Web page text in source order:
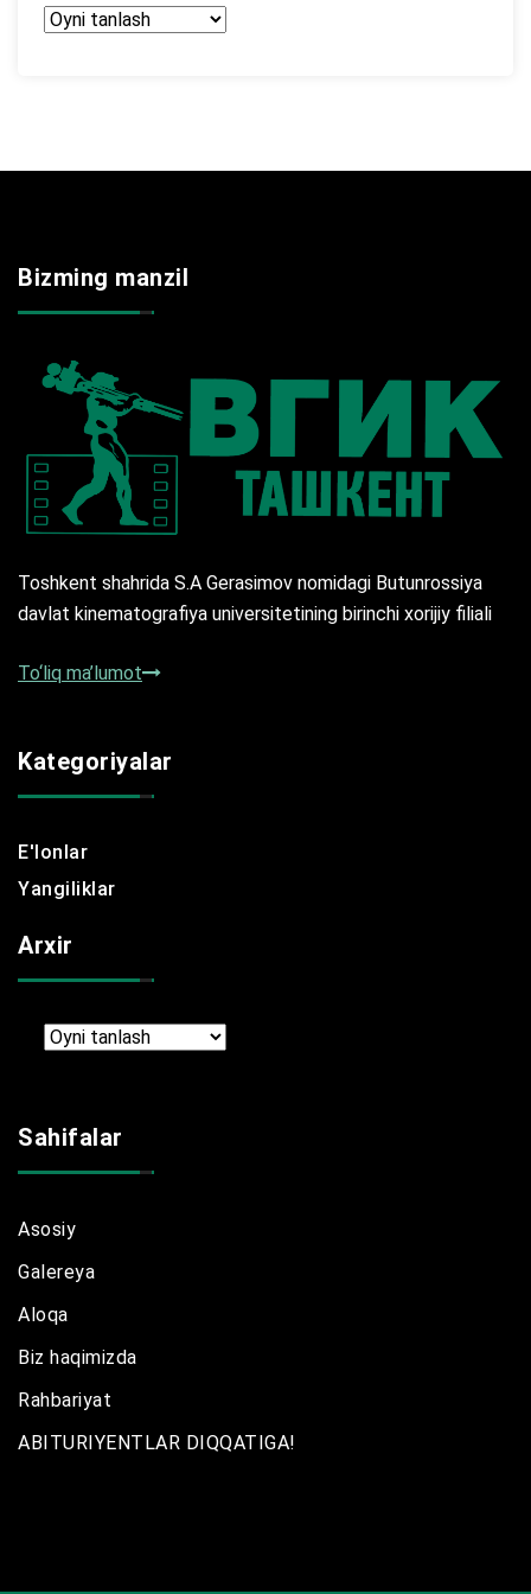
Arxir
Bizming manzil
Toshkent shahrida S.A Gerasimov nomidagi Butunrossiya
davlat kinematografiya universitetining birinchi xorijiy filiali
To‘liq ma’lumot
Kategoriyalar
E'lonlar
Yangiliklar
Arxir
Arxir
Sahifalar
Asosiy
Galereya
Aloqa
Biz haqimizda
Rahbariyat
ABITURIYENTLAR DIQQATIGA!